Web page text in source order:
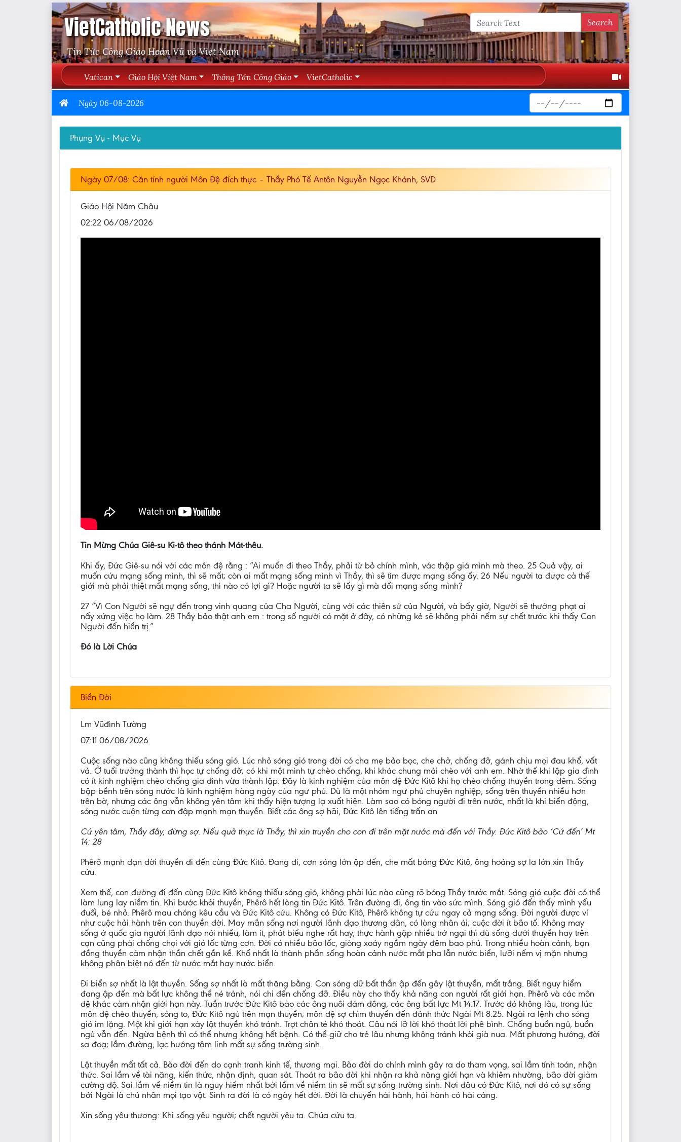
VietCatholic News
Tin Tức Công Giáo Hoàn Vũ và Việt Nam
Search
Vatican Giáo Hội Việt Nam Thông Tấn Công Giáo VietCatholic
Ngày 06-08-2026
Phụng Vụ - Mục Vụ
Ngày 07/08: Căn tính người Môn Đệ đích thực – Thầy Phó Tế Antôn Nguyễn Ngọc Khánh, SVD
Giáo Hội Năm Châu
02:22 06/08/2026
Tin Mừng Chúa Giê-su Ki-tô theo thánh Mát-thêu.
Khi ấy, Đức Giê-su nói với các môn đệ rằng : “Ai muốn đi theo Thầy, phải từ bỏ chính mình, vác thập giá mình mà theo. 25 Quả vậy, ai
muốn cứu mạng sống mình, thì sẽ mất; còn ai mất mạng sống mình vì Thầy, thì sẽ tìm được mạng sống ấy. 26 Nếu người ta được cả thế
giới mà phải thiệt mất mạng sống, thì nào có lợi gì? Hoặc người ta sẽ lấy gì mà đổi mạng sống mình?
27 “Vì Con Người sẽ ngự đến trong vinh quang của Cha Người, cùng với các thiên sứ của Người, và bấy giờ, Người sẽ thưởng phạt ai
nấy xứng việc họ làm. 28 Thầy bảo thật anh em : trong số người có mặt ở đây, có những kẻ sẽ không phải nếm sự chết trước khi thấy Con
Người đến hiển trị.”
Đó là Lời Chúa
Biển Đời
Lm Vũđình Tường
07:11 06/08/2026
Cuộc sống nào cũng không thiếu sóng gió. Lúc nhỏ sóng gió trong đời có cha mẹ bảo bọc, che chở, chống đỡ, gánh chịu mọi đau khổ, vất
vả. Ở tuổi trưởng thành thì học tự chống đỡ; có khi một mình tự chèo chống, khi khác chung mái chèo với anh em. Nhờ thế khi lập gia đình
có ít kinh nghiệm chèo chống gia đình vừa thành lập. Đây là kinh nghiệm của môn đệ Đức Kitô khi họ chèo chống thuyền trong đêm. Sống
bập bềnh trên sóng nước là kinh nghiệm hàng ngày của ngư phủ. Dù là một nhóm ngư phủ chuyên nghiệp, sống trên thuyền nhiều hơn
trên bờ, nhưng các ông vẫn không yên tâm khi thấy hiện tượng lạ xuất hiện. Làm sao có bóng người đi trên nước, nhất là khi biển động,
sóng nước cuộn từng cơn đập mạnh mạn thuyền. Biết các ông sợ hãi, Đức Kitô lên tiếng trấn an
Cứ yên tâm, Thầy đây, đừng sợ. Nếu quả thực là Thầy, thì xin truyền cho con đi trên mặt nước mà đến với Thầy. Đức Kitô bảo ‘Cứ đến’ Mt
14: 28
Phêrô mạnh dạn dời thuyền đi đến cùng Đức Kitô. Đang đi, cơn sóng lớn ập đến, che mất bóng Đức Kitô, ông hoảng sợ la lớn xin Thầy
cứu.
Xem thế, con đường đi đến cùng Đức Kitô không thiếu sóng gió, không phải lúc nào cũng rõ bóng Thầy trước mắt. Sóng gió cuộc đời có thể
làm lung lay niềm tin. Khi bước khỏi thuyền, Phêrô hết lòng tin Đức Kitô. Trên đường đi, ông tin vào sức mình. Sóng gió đến thấy mình yếu
đuối, bé nhỏ. Phêrô mau chóng kêu cầu và Đức Kitô cứu. Không có Đức Kitô, Phêrô không tự cứu ngay cả mạng sống. Đời người được ví
như cuộc hải hành trên con thuyền đời. May mắn sống nơi người lãnh đạo thương dân, có lòng nhân ái; cuộc đời ít bão tố. Không may
sống ở quốc gia người lãnh đạo nói nhiều, làm ít, phát biểu nghe rất hay, thực hành gặp nhiều trở ngại thì dù sống dưới thuyền hay trên
cạn cũng phải chống chọi với gió lốc từng cơn. Đời có nhiều bão lốc, giòng xoáy ngầm ngày đêm bao phủ. Trong nhiều hoàn cảnh, bạn
đồng thuyền cảm nhận thần chết gần kề. Khổ nhất là thành phần sống hoàn cảnh nước mắt pha lẫn nước biển, lưỡi nếm vị mặn nhưng
không phân biệt nó đến từ nước mắt hay nước biển.
Đi biển sợ nhất là lật thuyền. Sống sợ nhất là mất thăng bằng. Con sóng dữ bất thần ập đến gây lật thuyền, mất trắng. Biết nguy hiểm
đang ập đến mà bất lực không thể né tránh, nói chi đến chống đỡ. Điều này cho thấy khả năng con người rất giới hạn. Phêrô và các môn
đệ khác cảm nhận giới hạn này. Tuần trước Đức Kitô bảo các ông nuôi đám đông, các ông bất lực Mt 14:17. Trước đó không lâu, trong lúc
môn đệ chèo thuyền, sóng to, Đức Kitô ngủ trên mạn thuyền; môn đệ sợ chìm thuyền đến đánh thức Ngài Mt 8:25. Ngài ra lệnh cho sóng
gió im lặng. Một khi giới hạn xảy lật thuyền khó tránh. Trợt chân té khó thoát. Câu nói lỡ lời khó thoát lời phê bình. Chống buồn ngủ, buồn
ngủ vẫn đến. Ngừa bệnh thì có thể nhưng không hết bệnh. Có thể giữ cho trẻ lâu nhưng không tránh khỏi già nua. Mất phương hướng, đời
sa đoạ; lầm đường, lạc hướng tâm linh mất sự sống trường sinh.
Lật thuyền mất tất cả. Bão đời đến do cạnh tranh kinh tế, thương mại. Bão đời do chính mình gây ra do tham vọng, sai lầm tính toán, nhận
thức. Sai lầm về tài năng, kiến thức, nhận định, quan sát. Thoát ra bão đời khi nhận ra khả năng giới hạn và khiêm nhường, bão đời giảm
cường độ. Sai lầm về niềm tin là nguy hiểm nhất bởi lầm về niềm tin sẽ mất sự sống trường sinh. Nơi đâu có Đức Kitô, nơi đó có sự sống
bởi Ngài là chủ nhân mọi tạo vật. Sinh ra đời là có ngày hết đời. Đời là chuyến hải hành, hải hành có hải cảng.
Xin sống yêu thương: Khi sống yêu người; chết người yêu ta. Chúa cứu ta.